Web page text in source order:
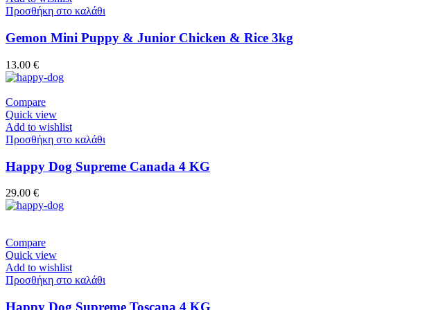
Προσθήκη στο καλάθι
Gemon Mini Puppy & Junior Chicken & Rice 3kg
13.00 €
Compare
Quick view
Add to wishlist
Προσθήκη στο καλάθι
Happy Dog Supreme Canada 4 KG
29.00 €
Compare
Quick view
Add to wishlist
Προσθήκη στο καλάθι
Happy Dog Supreme Toscana 4 KG